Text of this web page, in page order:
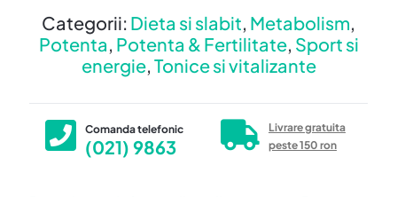
Categorii: Dieta si slabit, Metabolism,
Potenta, Potenta & Fertilitate, Sport si
energie, Tonice si vitalizante
Comanda telefonic
(021) 9863
Livrare gratuita
peste 150 ron